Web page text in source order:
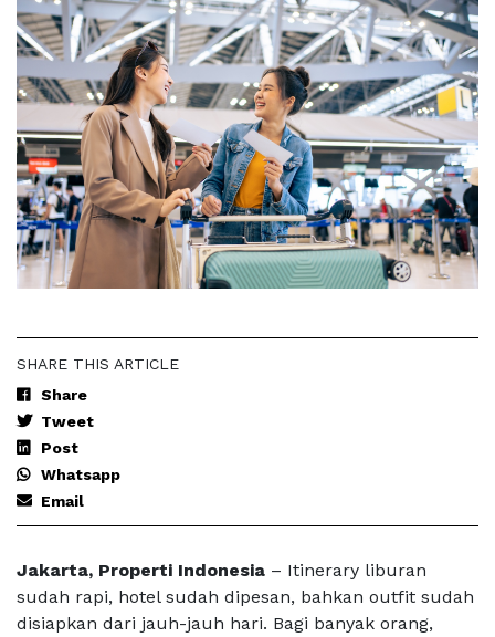
SHARE THIS ARTICLE
Share
Tweet
Post
Whatsapp
Email
Jakarta, Properti Indonesia – Itinerary liburan
sudah rapi, hotel sudah dipesan, bahkan outfit sudah
disiapkan dari jauh-jauh hari. Bagi banyak orang,